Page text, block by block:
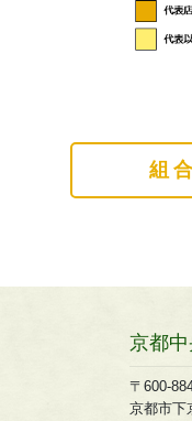
組
京都
〒600-
京都市下